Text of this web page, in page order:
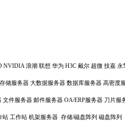
NVIDIA 浪潮 联想 华为 H3C 戴尔 超微 技嘉 永
储服务器 大数据服务器 数据库服务器 高密度
件服务器 邮件服务器 OA/ERP服务器 刀片服
站 工作站 机架服务器 存储/磁盘阵列 磁盘阵列